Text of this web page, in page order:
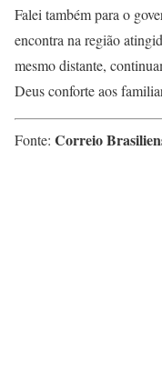
Falei também para o
encontra na região
mesmo distante,
Deus conforte aos
Fonte: Correio